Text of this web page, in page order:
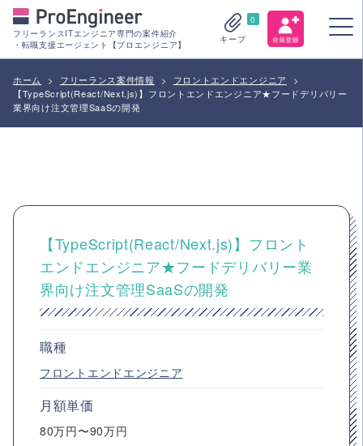
フリーランスITエンジニア専門の案件紹介
・転職支援エージェント【プロエンジニア】
0
キープ
ホーム > フリーランス案件情報 > フロントエンドエンジニア
>
【TypeScript(React/Next.js)】フロントエンドエンジニア★フードデリバリー
業界向け注文管理SaaSの開発
【TypeScript(React/Next.js)】フロント
エンドエンジニア★フードデリバリー業
界向け注文管理SaaSの開発
職種
フロントエンドエンジニア
月額単価
80万円〜90万円